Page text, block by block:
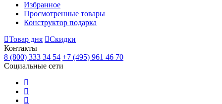
Избранное
Просмотренные товары
Конструктор подарка
Товар дня
Скидки
Контакты
8 (800) 333 34 54 +7 (495) 961 46 70
Социальные сети